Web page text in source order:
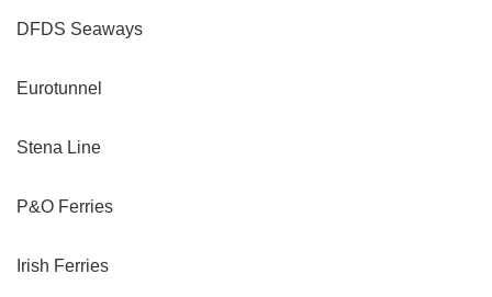
DFDS Seaways
Eurotunnel
Stena Line
P&O Ferries
Irish Ferries